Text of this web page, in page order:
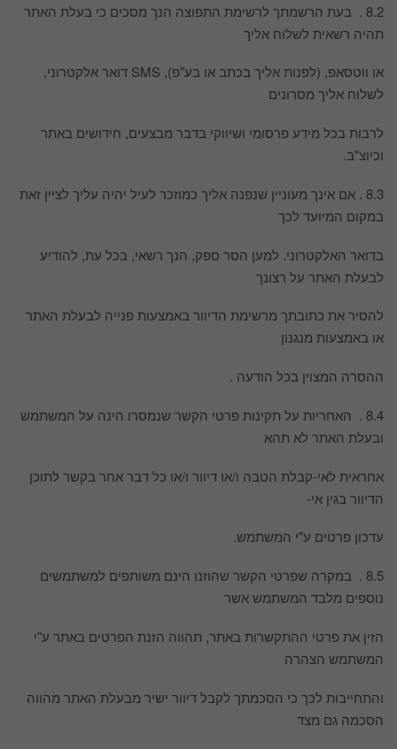
8.2 . בעת הרשמתך לרשימת התפוצה הנך מסכים כי בעלת האתר
תהיה רשאית לשלוח אליך
או ווטסאפ, (לפנות אליך בכתב או בע"פ), SMS דואר אלקטרוני,
לשלוח אליך מסרונים
לרבות בכל מידע פרסומי ושיווקי בדבר מבצעים, חידושים באתר
וכיוצ"ב.
8.3 . אם אינך מעוניין שנפנה אליך כמוזכר לעיל יהיה עליך לציין זאת
במקום המיועד לכך
בדואר האלקטרוני. למען הסר ספק, הנך רשאי, בכל עת, להודיע
לבעלת האתר על רצונך
להסיר את כתובתך מרשימת הדיוור באמצעות פנייה לבעלת האתר
או באמצעות מנגנון
ההסרה המצוין בכל הודעה .
8.4 . האחריות על תקינות פרטי הקשר שנמסרו הינה על המשתמש
ובעלת האתר לא תהא
אחראית לאי-קבלת הטבה ו/או דיוור ו/או כל דבר אחר בקשר לתוכן
הדיוור בגין אי-
עדכון פרטים ע"י המשתמש.
8.5 . במקרה שפרטי הקשר שהוזנו הינם משותפים למשתמשים
נוספים מלבד המשתמש אשר
הזין את פרטי ההתקשרות באתר, תהווה הזנת הפרטים באתר ע"י
המשתמש הצהרה
והתחייבות לכך כי הסכמתך לקבל דיוור ישיר מבעלת האתר מהווה
הסכמה גם מצד